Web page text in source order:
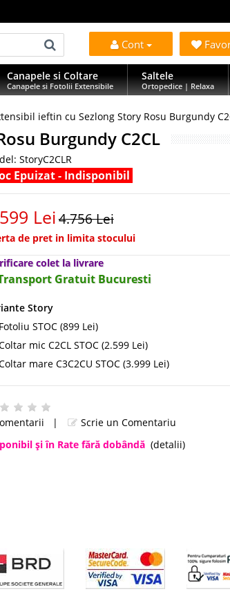
Cont
Canapele si Coltare
Canapele si Fotolii Extensibile
Saltele
Ortopedice | Relaxa
ieftin cu Sezlong Story Rosu Burgundy
Burgundy C2CL
StoryC2CLR
Epuizat - Indisponibil
Lei4.756 Lei
de pret in limita stocului
colet la livrare
Gratuit Bucuresti
Story
Fotoliu STOC (899 Lei)
mic C2CL STOC (2.599 Lei)
mare C3C2CU STOC (3.999 Lei)
|
Scrie un Comentariu
şi în Rate fără dobândă (detalii)